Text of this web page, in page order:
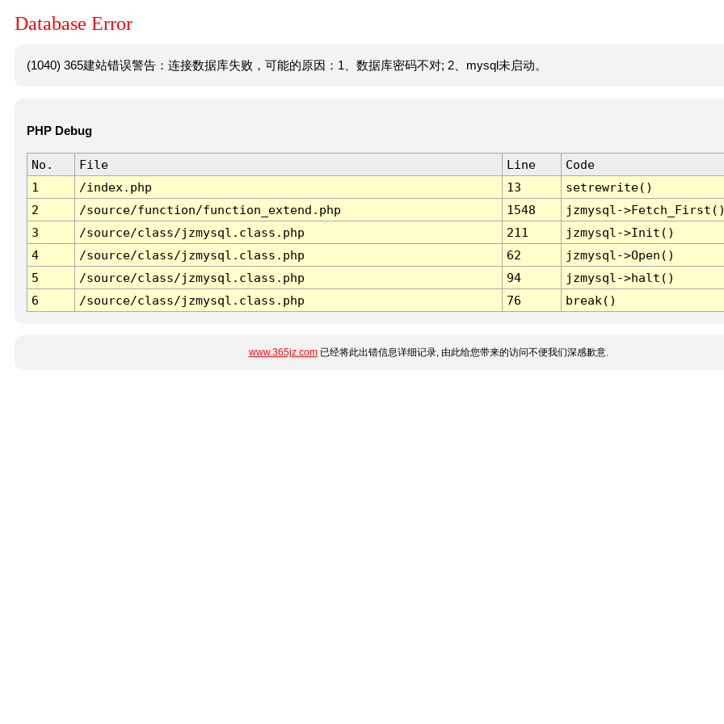
Database Error
(1040) 365建站错误警告：连接数据库失败，可能的原因：1、数据库密码不对; 2、mysql未启动。
PHP Debug
No. File Line
Code
1
/index.php 13
setrewrite()
2
/source/function/function_extend.php 1548
jzmysql-
3
/source/class/jzmysql.class.php 211
jzmysql->Init()
4
/source/class/jzmysql.class.php 62
jzmysql->Open()
5
/source/class/jzmysql.class.php 94
jzmysql->halt()
6
/source/class/jzmysql.class.php 76 break()
www.365jz.com已经将此出错信息详细记录, 由此给您带来的访问不便我们深感歉意.